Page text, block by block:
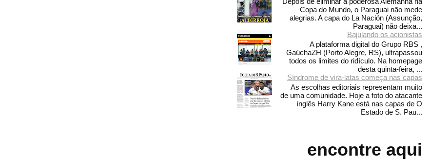
Copa do Mundo, o Paraguai não mede
alegrias. A capa do La Nación (Assunção,
Paraguai) não deixa...
Bajulando os acionistas
A plataforma digital do Grupo RBS ,
GaúchaZH (Porto Alegre, RS), ultrapassou
todos os limites do ridículo. Na homepage
desta quinta-feira, ...
Síndrome de vira-latas começa nas capas
As escolhas editoriais representam muito
de uma comunidade. Hoje a foto do atacante
inglês Harry Kane está nas capas de O
Estado de S. Pau...
encontre aqui